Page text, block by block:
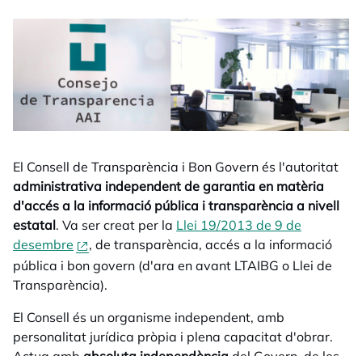
El Consell de Transparència i Bon Govern és l'autoritat
administrativa independent de garantia en matèria
d'accés a la informació pública i transparència a nivell
estatal. Va ser creat per la Llei 19/2013 de 9 de
desembre
opens in a new tab
, de transparència, accés a la informació
pública i bon govern (d'ara en avant LTAIBG o Llei de
Transparència).
El Consell és un organisme independent, amb
personalitat jurídica pròpia i plena capacitat d'obrar.